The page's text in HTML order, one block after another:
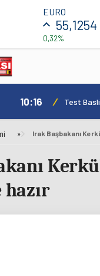
EURO
55,1254
0,32%
10:16 / Test
»